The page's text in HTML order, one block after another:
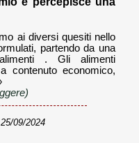
ai diversi quesiti nello
partendo da una
. Gli alimenti
contenuto economico,
09/2024